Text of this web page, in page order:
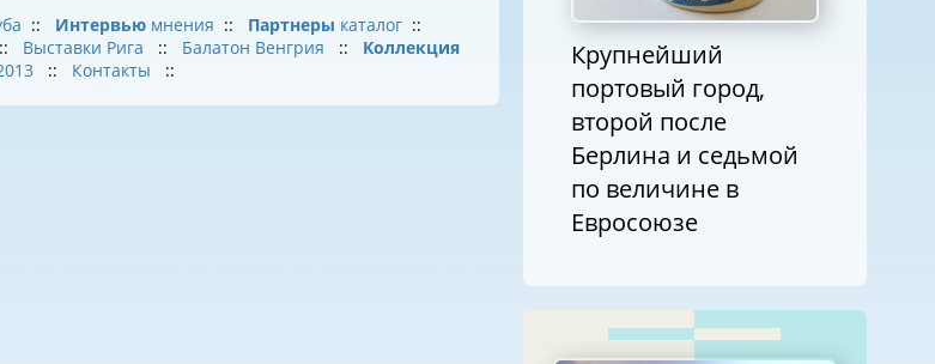
:: Интервью мнения :: Партнеры каталог ::
:: Выставки Рига :: Балатон Венгрия :: Коллекция
:: Контакты ::
Крупнейший
портовый город,
второй после
Берлина и седьмой
по величине в
Евросоюзе